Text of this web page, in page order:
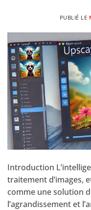
PUBLIÉ LE
Introduction
traitement d’images,
comme une solution
l’agrandissement et